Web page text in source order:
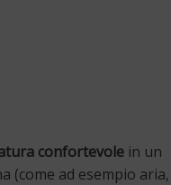
confortevole in un
(come ad esempio aria,